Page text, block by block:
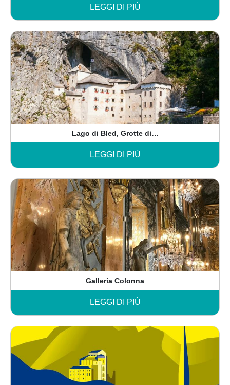
LEGGI DI PIÙ
Lago di Bled, Grotte di…
LEGGI DI PIÙ
Galleria Colonna
LEGGI DI PIÙ